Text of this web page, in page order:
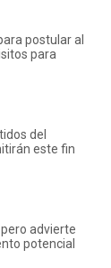
postular al
para
del
este fin
advierte
potencial